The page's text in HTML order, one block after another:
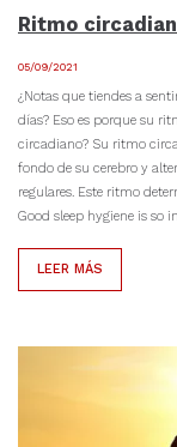
Ritmo
05/09/2021
¿Notas que tiendes a
días? Eso es porque su
circadiano? Su ritmo
fondo de su cerebro y
regulares. Este ritmo
Good sleep hygiene is so
LEER MÁS